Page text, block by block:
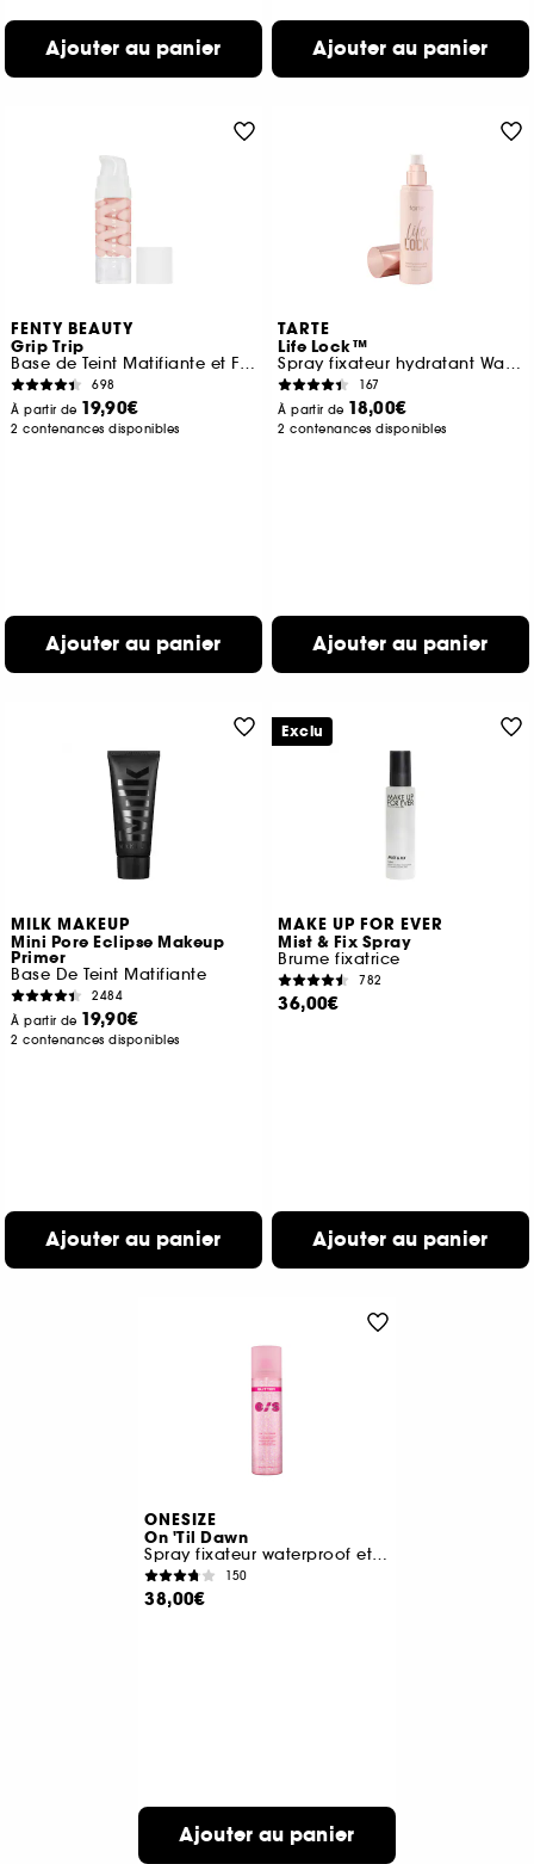
Ajouter au panier Ajouter au panier
FENTY BEAUTY
Grip Trip
Base de Teint Matifiante et Floutante
698
À partir de 19,90€
2 contenances disponibles
Ajouter au panier
TARTE
Life Lock™
Spray fixateur hydratant Waterproof
167
À partir de 18,00€
2 contenances disponibles
Ajouter au panier
MILK MAKEUP
Mini Pore Eclipse Makeup
Primer
Base De Teint Matifiante
2484
À partir de 19,90€
2 contenances disponibles
Ajouter au panier
MAKE UP FOR EVER
Mist & Fix Spray
Brume fixatrice
782
36,00€
Ajouter au panier
Exclu
ONESIZE
On 'Til Dawn
Spray fixateur waterproof et longue tenue pailleté
150
38,00€
Ajouter au panier